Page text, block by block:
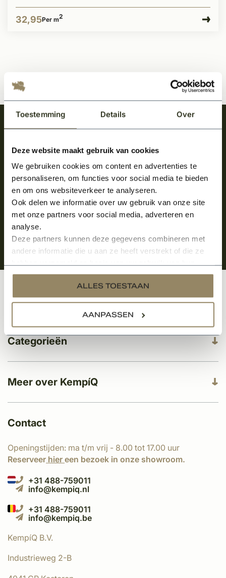
Toestemming Details Over
Deze website maakt gebruik van cookies
We gebruiken cookies om content en advertenties te
personaliseren, om functies voor social media te bieden
en om ons websiteverkeer te analyseren.
Ook delen we informatie over uw gebruik van onze site
met onze partners voor social media, adverteren en
analyse.
Deze partners kunnen deze gegevens combineren met
andere informatie die u aan ze heeft verstrekt of die ze
services.
ALLES TOESTAAN
AANPASSEN
32,95Per m2
Meld je aan en ontvang het laatste nieuws
Meer over KempíQ
Klantenservice
Categorieën
Contact
Openingstijden: ma t/m vrij - 8.00 tot 17.00 uur
Reserveer hier een bezoek in onze showroom.
+31 488-759011
info@kempiq.nl
+31 488-759011
info@kempiq.be
KempíQ B.V.
Industrieweg 2-B